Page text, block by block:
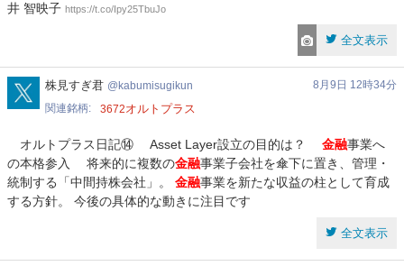
井 智映子 https://t.co/Ipy25TbuJo
全文表示
kabumisugikun
株見すぎ君 kabumisugikun
8月9日 12時34分
関連銘柄
3672オルトプラス
オルトプラス日記⑭ Asset Layer設立の目的は？ 金融事業へ
の本格参入 将来的に複数の金融事業子会社を傘下に置き、管理・
統制する「中間持株会社」。 金融事業を新たな収益の柱として育成
する方針。 今後の具体的な動きに注目です
全文表示